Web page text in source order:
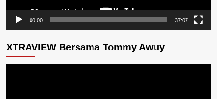
00:00 37:07
XTRAVIEW Bersama Tommy Awuy